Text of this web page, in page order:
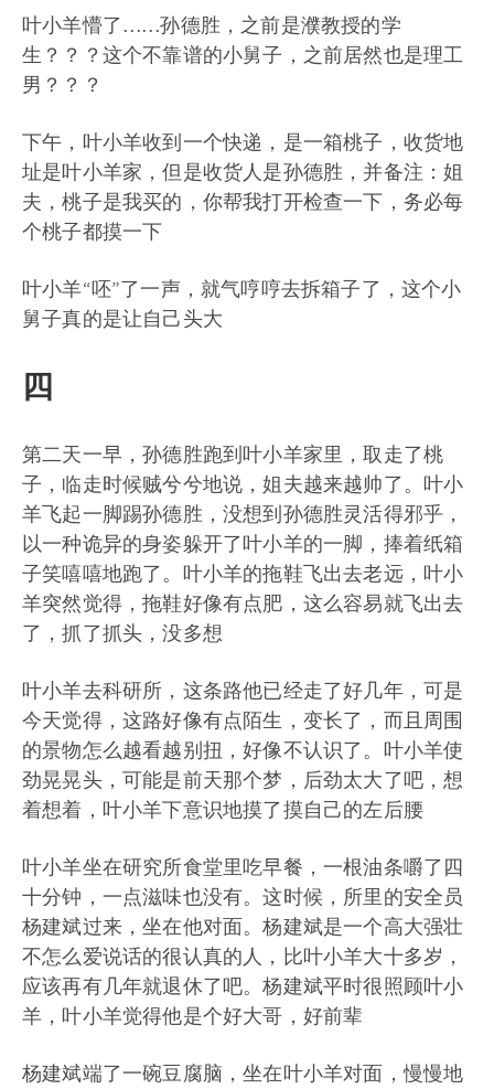
叶小羊懵了……孙德胜，之前是濮教授的学
生？？？这个不靠谱的小舅子，之前居然也是理工
男？？？
下午，叶小羊收到一个快递，是一箱桃子，收货地
址是叶小羊家，但是收货人是孙德胜，并备注：姐
夫，桃子是我买的，你帮我打开检查一下，务必每
个桃子都摸一下
叶小羊“呸”了一声，就气哼哼去拆箱子了，这个小
舅子真的是让自己头大
四
第二天一早，孙德胜跑到叶小羊家里，取走了桃
子，临走时候贼兮兮地说，姐夫越来越帅了。叶小
羊飞起一脚踢孙德胜，没想到孙德胜灵活得邪乎，
以一种诡异的身姿躲开了叶小羊的一脚，捧着纸箱
子笑嘻嘻地跑了。叶小羊的拖鞋飞出去老远，叶小
羊突然觉得，拖鞋好像有点肥，这么容易就飞出去
了，抓了抓头，没多想
叶小羊去科研所，这条路他已经走了好几年，可是
今天觉得，这路好像有点陌生，变长了，而且周围
的景物怎么越看越别扭，好像不认识了。叶小羊使
劲晃晃头，可能是前天那个梦，后劲太大了吧，想
着想着，叶小羊下意识地摸了摸自己的左后腰
叶小羊坐在研究所食堂里吃早餐，一根油条嚼了四
十分钟，一点滋味也没有。这时候，所里的安全员
杨建斌过来，坐在他对面。杨建斌是一个高大强壮
不怎么爱说话的很认真的人，比叶小羊大十多岁，
应该再有几年就退休了吧。杨建斌平时很照顾叶小
羊，叶小羊觉得他是个好大哥，好前辈
杨建斌端了一碗豆腐脑，坐在叶小羊对面，慢慢地